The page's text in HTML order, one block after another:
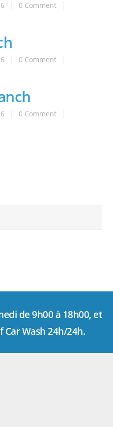
0 Comment
0 Comment
0 Comment
de 9h00 à 18h00, et
Car Wash 24h/24h.